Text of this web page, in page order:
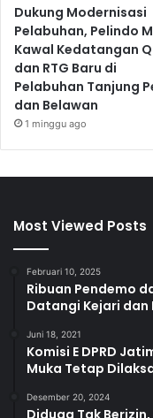
Dukung Modernisasi
Pelabuhan, Pelindo
Kawal Kedatangan
dan RTG Baru di
Pelabuhan Tanjung
dan Belawan
1 minggu ago
Most Viewed Posts
Februari 10, 2025
Ribuan Pendemo
Datangi Kejari dan
Juni 18, 2021
Komisi E DPRD
Muka Tetap
Desember 20, 2024
Diduga Tak